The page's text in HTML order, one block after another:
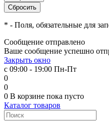
* - Поля, обязательные для
Сообщение отправлено
Ваше сообщение успешно
Закрыть окно
с 09:00 - 19:00 Пн-Пт
0
0
0 В корзине пока пусто
Каталог товаров